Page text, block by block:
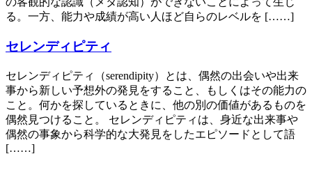
る。一方、能力や成績が高い人ほど自らのレベルを [……]
セレンディピティ
セレンディピティ（serendipity）とは、偶然の出会いや出来
事から新しい予想外の発見をすること、もしくはその能力の
こと。何かを探しているときに、他の別の価値があるものを
偶然見つけること。 セレンディピティは、身近な出来事や
偶然の事象から科学的な大発見をしたエピソードとして語
[……]